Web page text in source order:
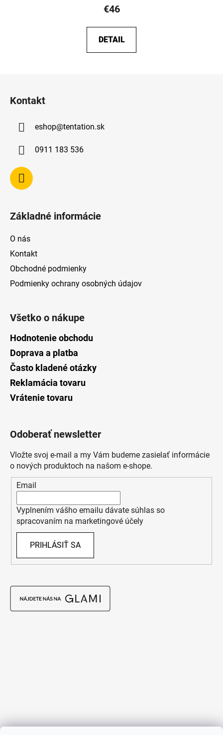
€46
DETAIL
Kontakt
eshop@tentation.sk
0911 183 536
Základné informácie
O nás
Kontakt
Obchodné podmienky
Podmienky ochrany osobných údajov
Všetko o nákupe
Hodnotenie obchodu
Doprava a platba
Často kladené otázky
Reklamácia tovaru
Vrátenie tovaru
Odoberať newsletter
Vložte svoj e-mail a my Vám budeme zasielať informácie
o nových produktoch na našom e-shope.
Email
Vyplnením vášho emailu dávate súhlas so
spracovaním na marketingové účely
PRIHLÁSIŤ SA